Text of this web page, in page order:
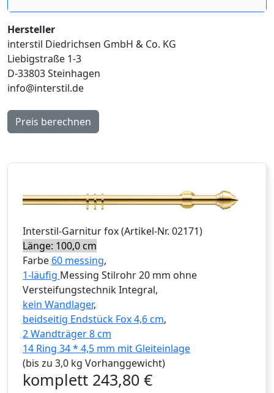
Hersteller
interstil Diedrichsen GmbH & Co. KG
Liebigstraße 1-3
D-33803 Steinhagen
info@interstil.de
Preis berechnen
Interstil-Garniturfox(Artikel-Nr. 02171)
Länge: 100,0 cm
Farbe 60 messing,
1-läufig Messing Stilrohr 20 mm ohne
Versteifungstechnik Integral,
kein Wandlager,
beidseitig Endstück Fox 4,6 cm,
2 Wandträger 8 cm
14 Ring 34 * 4,5 mm mit Gleiteinlage
(bis zu 3,0 kg Vorhanggewicht)
komplett 243,80 €